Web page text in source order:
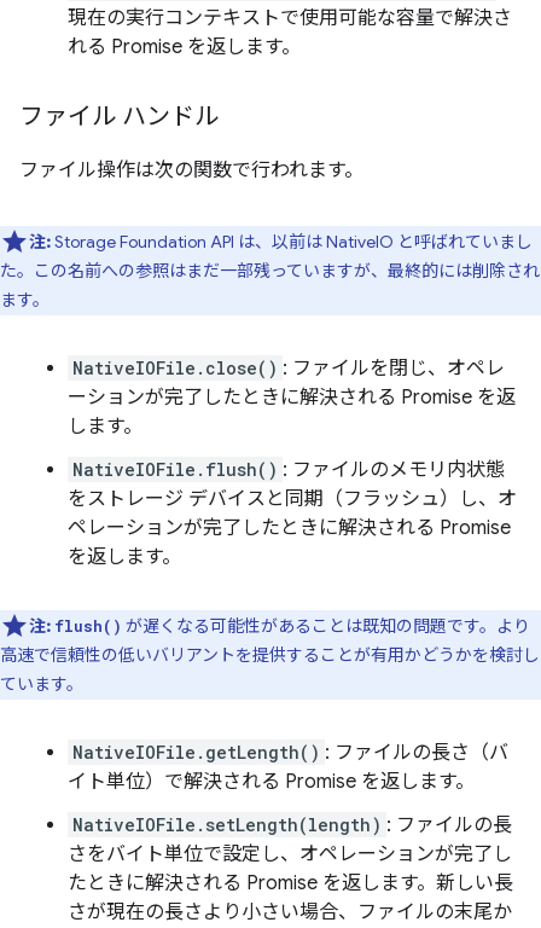
現在の実行コンテキストで使用可能な容量で解決さ
れる Promise を返します。
ファイル ハンドル
ファイル操作は次の関数で行われます。
注:Storage Foundation API は、以前は NativeIO と呼ばれていまし
た。この名前への参照はまだ一部残っていますが、最終的には削除され
ます。
NativeIOFile.close() : ファイルを閉じ、オペレ
ーションが完了したときに解決される Promise を返
します。
NativeIOFile.flush() : ファイルのメモリ内状態
をストレージ デバイスと同期（フラッシュ）し、オ
ペレーションが完了したときに解決される Promise
を返します。
注: flush() が遅くなる可能性があることは既知の問題です。より
高速で信頼性の低いバリアントを提供することが有用かどうかを検討し
ています。
NativeIOFile.getLength() : ファイルの長さ（バ
イト単位）で解決される Promise を返します。
NativeIOFile.setLength(length) : ファイルの長
さをバイト単位で設定し、オペレーションが完了し
たときに解決される Promise を返します。新しい長
さが現在の長さより小さい場合、ファイルの末尾か